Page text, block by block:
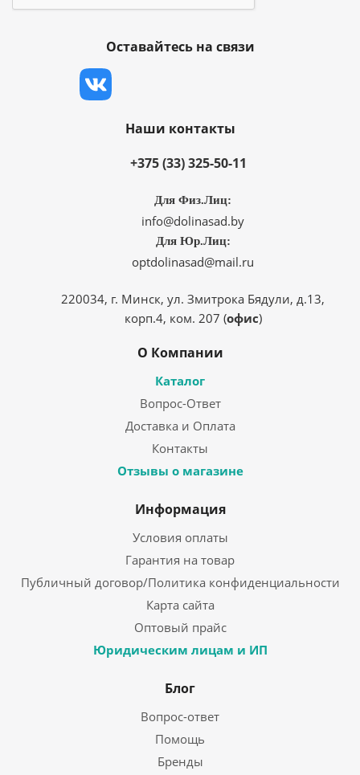
Оставайтесь на связи
Наши контакты
+375 (33) 325-50-11
Для Физ.Лиц:
info@dolinasad.by
Для Юр.Лиц:
optdolinasad@mail.ru
220034, г. Минск, ул. Змитрока Бядули, д.13,
корп.4, ком. 207 (офис)
О Компании
Каталог
Вопрос-Ответ
Доставка и Оплата
Контакты
Отзывы о магазине
Информация
Условия оплаты
Гарантия на товар
Публичный договор/Политика конфиденциальности
Карта сайта
Оптовый прайс
Юридическим лицам и ИП
Блог
Вопрос-ответ
Помощь
Бренды